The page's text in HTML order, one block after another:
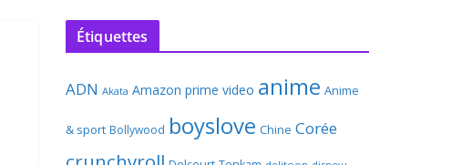
Étiquettes
ADN Akata Amazon prime video anime Anime
& sport Bollywood boyslove Chine Corée